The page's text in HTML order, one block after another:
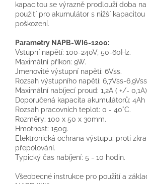
kapacitou se výrazně prodlouží doba
použití pro akumulátor s nižší kapacitou
poškození.
Parametry NAPB-WI6-1200:
Vstupní napětí: 100-240V, 50-60Hz.
Maximální příkon: 9W.
Jmenovité výstupní napětí: 6Vss.
Rozsah výstupního napětí: 6,7Vss-
Maximální nabíjecí proud: 1,2A ( +/-
Doporučená kapacita akumulátorů: 4Ah
Rozsah pracovních teplot: 0 - 40°C.
Rozměry: 100 x 50 x 30mm.
Hmotnost: 150g.
Elektronická ochrana výstupu: proti
přepólování.
Typický čas nabíjení: 5 - 10 hodin.
Všeobecné instrukce pro použití a